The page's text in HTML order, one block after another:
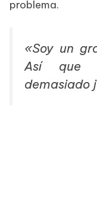
problema.
«Soy un
Así que
demasiado